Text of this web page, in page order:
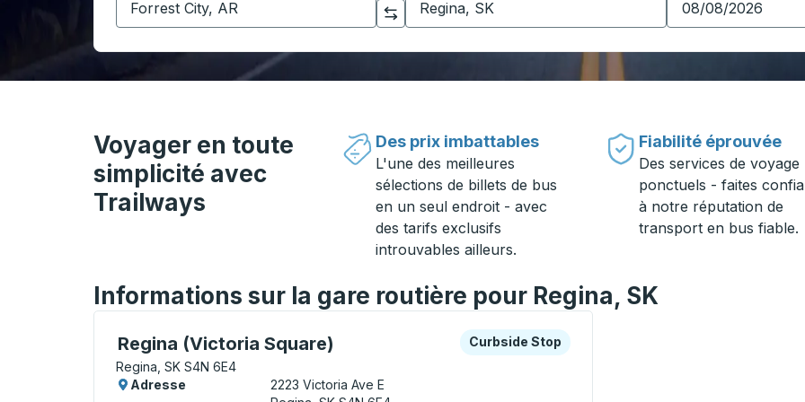
Cliquez pour changer vos sélections d'origine et de destination
Voyager en toute
simplicité avec
Trailways
Des prix imbattables
L'une des meilleures
sélections de billets de bus
en un seul endroit - avec
des tarifs exclusifs
introuvables ailleurs.
Fiabilité éprouvée
Des services de voyage
ponctuels - faites
à notre réputation de
transport en bus fiable.
Informations sur la gare routière pour Regina, SK
Regina (Victoria Square)
Curbside Stop, utilisez les touches fléchées ou la touche Tab pour en savoir plus sur cette gare
Regina, SK S4N 6E4
Curbside Stop
Curbside Stop
Adresse
2223 Victoria Ave E